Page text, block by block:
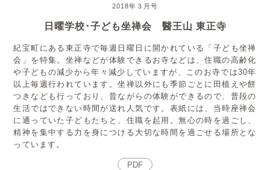
2018年３月号
日曜学校･子ども坐禅会 醫王山 東正寺
紀宝町にある東正寺で毎週日曜日に開かれている「子ども坐禅
会」を特集。坐禅などが体験できるお寺などは、住職の高齢化
や子どもの減少から年々減少していますが、このお寺では30年
以上毎週行われています。坐禅以外にも季節ごとに田植えや餅
つきなども行っており、昔ながらの体験ができるので、普段の
生活ではできない時間が送れ人気です。表紙には、当時座禅会
に通っていた子どもたちと、住職を起用。無心の時を過ごし、
精神を集中する力を身につける大切な時間を過ごせる場所とな
っています。
PDF